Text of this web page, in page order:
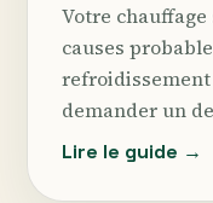
Votre
causes
demander un
Lire le guide →